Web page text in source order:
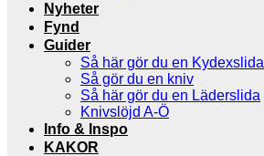
Nyheter
Fynd
Guider
Så här gör du en Kydexslida
Så gör du en kniv
Så här gör du en Läderslida
Knivslöjd A-Ö
Info & Inspo
KAKOR